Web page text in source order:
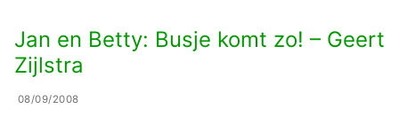
Jan en Betty: Busje komt zo! – Geert
Zijlstra
08/09/2008